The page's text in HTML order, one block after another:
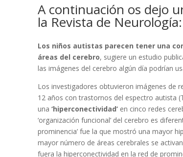
A continuación os dejo
la Revista de Neurología:
Los niños autistas parecen tener una
áreas del cerebro, sugiere un estudio
las imágenes del cerebro algún día podrían
Los investigadores obtuvieron imágenes de
12 años con trastornos del espectro autista
una‘hiperconectividad’ en cinco redes
‘organización funcional’ del cerebro es
prominencia’ fue la que mostró una mayor
mayor número de áreas cerebrales se
fuera la hiperconectividad en la red de